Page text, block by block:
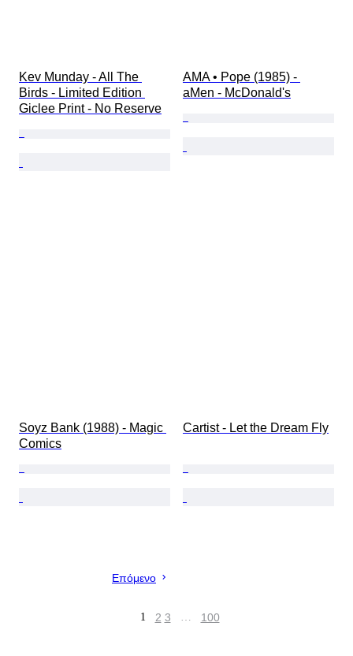
Kev Munday - All The
Birds - Limited Edition
Giclee Print - No Reserve
AMA • Pope (1985) -
aMen - McDonald's
Soyz Bank (1988) - Magic
Comics
Cartist - Let the Dream Fly
Επόμενο
1 2 3 … 100